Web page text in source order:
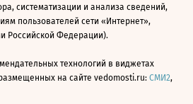
систематизации и анализа сведений,
пользователей сети «Интернет»,
Российской Федерации).
технологий в виджетах
на сайте vedomosti.ru: СМИ2,